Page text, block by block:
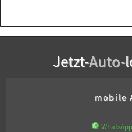
Jetzt-Auto-
mobile